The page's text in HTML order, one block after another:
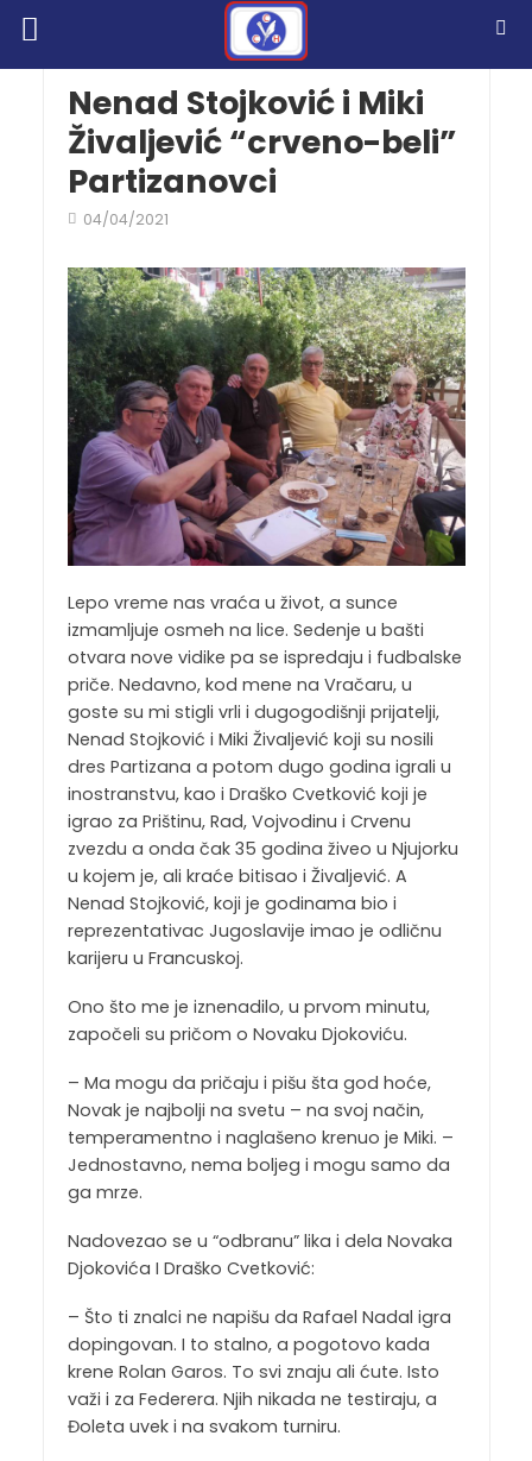
Nenad Stojković i Miki
Živaljević “crveno-beli”
Partizanovci
04/04/2021
Lepo vreme nas vraća u život, a sunce
izmamljuje osmeh na lice. Sedenje u bašti
otvara nove vidike pa se ispredaju i fudbalske
priče. Nedavno, kod mene na Vračaru, u
goste su mi stigli vrli i dugogodišnji prijatelji,
Nenad Stojković i Miki Živaljević koji su nosili
dres Partizana a potom dugo godina igrali u
inostranstvu, kao i Draško Cvetković koji je
igrao za Prištinu, Rad, Vojvodinu i Crvenu
zvezdu a onda čak 35 godina živeo u Njujorku
u kojem je, ali kraće bitisao i Živaljević. A
Nenad Stojković, koji je godinama bio i
reprezentativac Jugoslavije imao je odličnu
karijeru u Francuskoj.
Ono što me je iznenadilo, u prvom minutu,
započeli su pričom o Novaku Djokoviću.
– Ma mogu da pričaju i pišu šta god hoće,
Novak je najbolji na svetu – na svoj način,
temperamentno i naglašeno krenuo je Miki. –
Jednostavno, nema boljeg i mogu samo da
ga mrze.
Nadovezao se u “odbranu” lika i dela Novaka
Djokovića I Draško Cvetković:
– Što ti znalci ne napišu da Rafael Nadal igra
dopingovan. I to stalno, a pogotovo kada
krene Rolan Garos. To svi znaju ali ćute. Isto
važi i za Federera. Njih nikada ne testiraju, a
Đoleta uvek i na svakom turniru.